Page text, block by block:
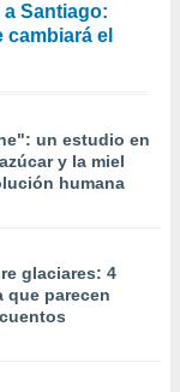
Santiago:
el
un estudio en
y la miel
humana
glaciares: 4
que parecen